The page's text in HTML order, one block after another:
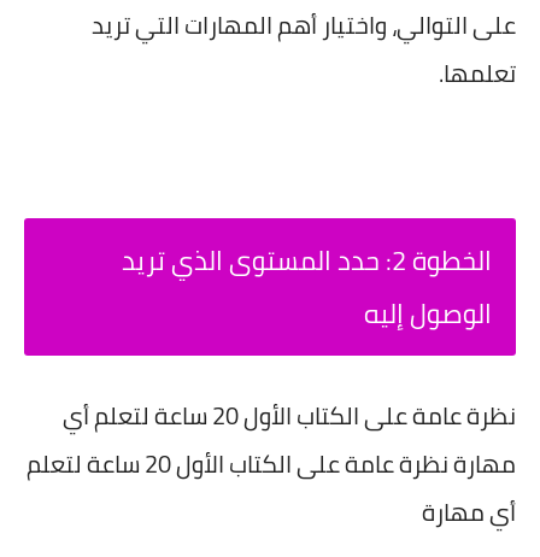
على التوالي، واختيار أهم المهارات التي تريد
تعلمها.
الخطوة 2: حدد المستوى الذي تريد
الوصول إليه
نظرة عامة على الكتاب الأول 20 ساعة لتعلم أي
مهارة نظرة عامة على الكتاب الأول 20 ساعة لتعلم
أي مهارة